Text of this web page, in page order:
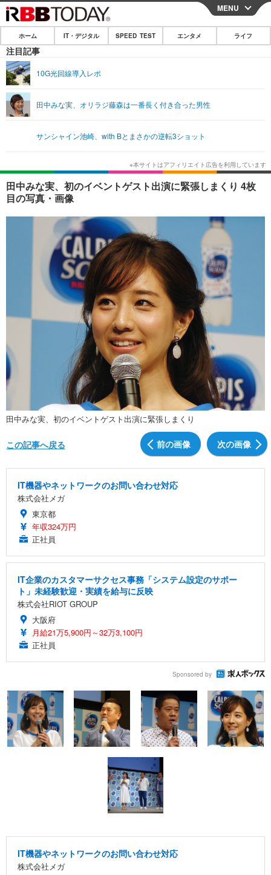
CLOSE
ホーム
IT・デジタル
ショッピング その他
SPEED TEST
エンタメ
エンタメTOP 映画・ドラマ
韓国・芸能
音楽 スポーツ
ショッピング その他
ライフTOP グルメ
ペット ショッピング
その他
リリース一覧
プッシュ通知の停止方法
MENU
ホーム IT・デジタル SPEED TEST エンタメ ライフ
注目記事
10G光回線導入レポ
田中みな実、オリラジ藤森は一番長く付き合った男性
サンシャイン池崎、with Bとまさかの逆転3ショット
田中みな実、初のイベントゲスト出演に緊張しまくり 4枚
目の写真・画像
田中みな実、初のイベントゲスト出演に緊張しまくり
前の画像 次の画像
この記事へ戻る
IT機器やネットワークのお問い合わせ対応
株式会社メガ
東京都
年収324万円
正社員
IT企業のカスタマーサクセス事務「システム設定のサポー
ト」未経験歓迎・実績を給与に反映
株式会社RIOT GROUP
大阪府
月給21万5,900円～32万3,100円
正社員
Sponsored by
IT機器やネットワークのお問い合わせ対応
株式会社メガ